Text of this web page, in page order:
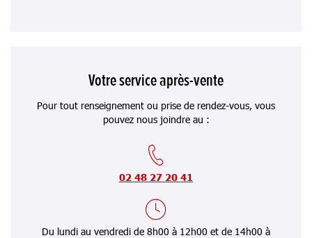
Votre service après-vente
Pour tout renseignement ou prise de rendez-vous, vous
pouvez nous joindre au :
02 48 27 20 41
Du lundi au vendredi de 8h00 à 12h00 et de 14h00 à